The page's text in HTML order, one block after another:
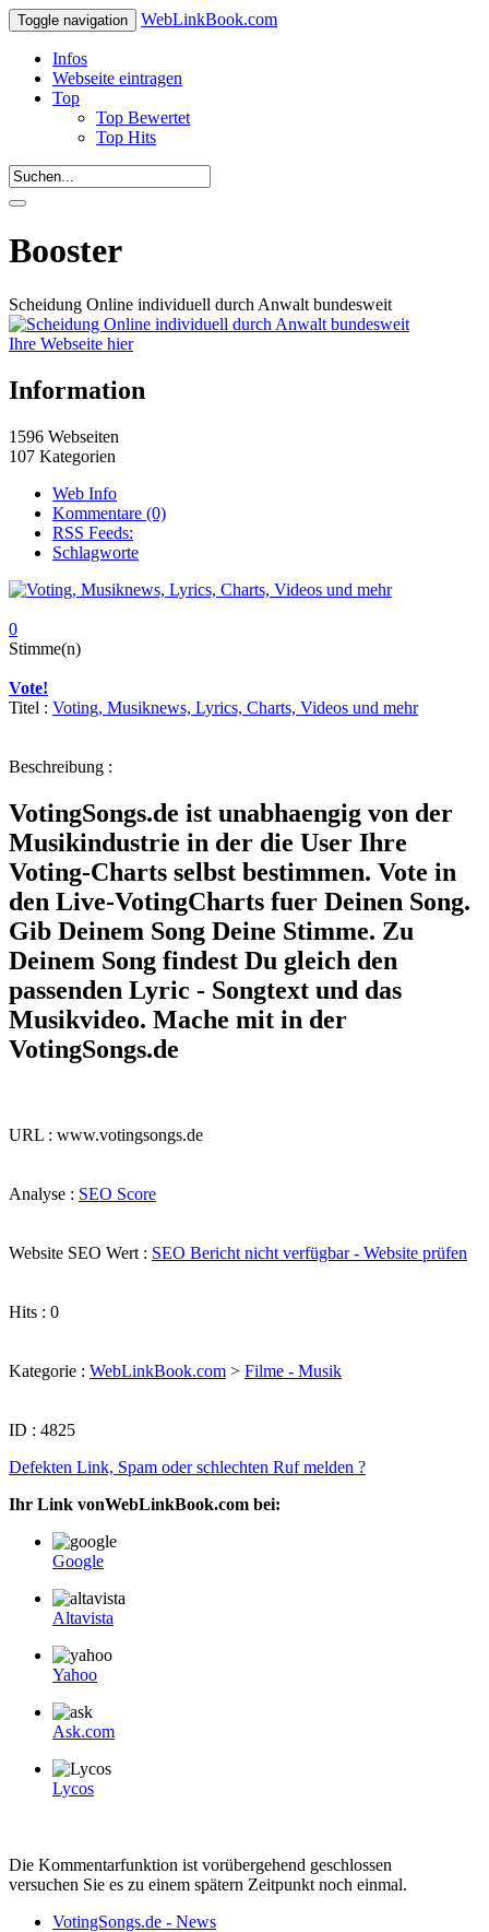
Toggle navigation WebLinkBook.com
Infos
Webseite eintragen
Top
Top Bewertet
Top Hits
Booster
Scheidung Online individuell durch Anwalt bundesweit
Ihre Webseite hier
Information
1596 Webseiten
107 Kategorien
Web Info
Kommentare (0)
RSS Feeds:
Schlagworte
0
Stimme(n)
Vote!
Titel : Voting, Musiknews, Lyrics, Charts, Videos und mehr
Beschreibung :
VotingSongs.de ist unabhaengig von der
Musikindustrie in der die User Ihre
Voting-Charts selbst bestimmen. Vote in
den Live-VotingCharts fuer Deinen Song.
Gib Deinem Song Deine Stimme. Zu
Deinem Song findest Du gleich den
passenden Lyric - Songtext und das
Musikvideo. Mache mit in der
VotingSongs.de
URL : www.votingsongs.de
Analyse : SEO Score
Website SEO Wert : SEO Bericht nicht verfügbar - Website prüfen
Hits : 0
Kategorie : WebLinkBook.com > Filme - Musik
ID : 4825
Defekten Link, Spam oder schlechten Ruf melden ?
Ihr Link vonWebLinkBook.com bei:
Google
Altavista
Yahoo
Ask.com
Lycos
Die Kommentarfunktion ist vorübergehend geschlossen
versuchen Sie es zu einem spätern Zeitpunkt noch einmal.
VotingSongs.de - News